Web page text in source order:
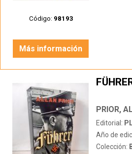
Código: 98193
Más información
PRIOR,
Editorial:
Año de
Colección: